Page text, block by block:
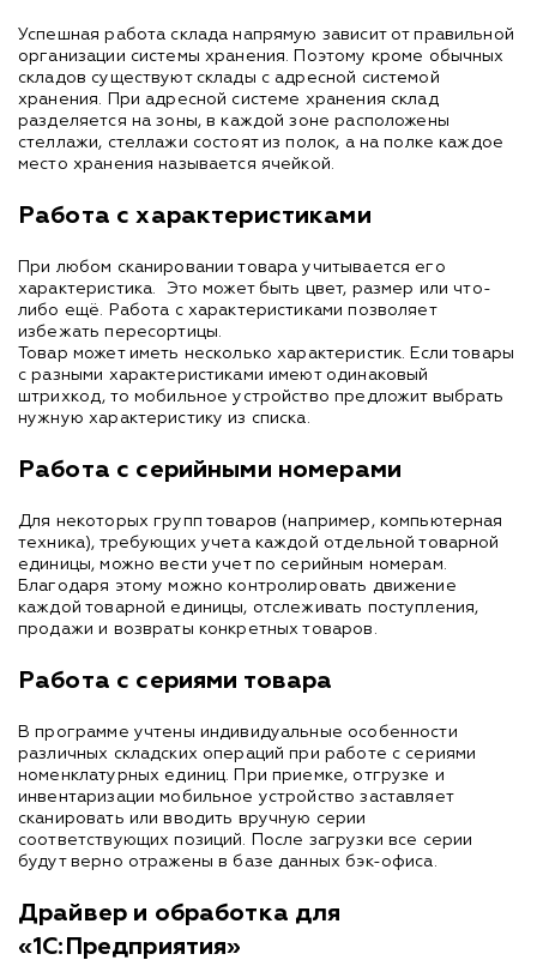
Успешная работа склада напрямую зависит от правильной
организации системы хранения. Поэтому кроме обычных
складов существуют склады с адресной системой
хранения. При адресной системе хранения склад
разделяется на зоны, в каждой зоне расположены
стеллажи, стеллажи состоят из полок, а на полке каждое
место хранения называется ячейкой.
Работа с характеристиками
При любом сканировании товара учитывается его
характеристика. Это может быть цвет, размер или что-
либо ещё. Работа с характеристиками позволяет
избежать пересортицы.
Товар может иметь несколько характеристик. Если товары
с разными характеристиками имеют одинаковый
штрихкод, то мобильное устройство предложит выбрать
нужную характеристику из списка.
Работа с серийными номерами
Для некоторых групп товаров (например, компьютерная
техника), требующих учета каждой отдельной товарной
единицы, можно вести учет по серийным номерам.
Благодаря этому можно контролировать движение
каждой товарной единицы, отслеживать поступления,
продажи и возвраты конкретных товаров.
Работа с сериями товара
В программе учтены индивидуальные особенности
различных складских операций при работе с сериями
номенклатурных единиц. При приемке, отгрузке и
инвентаризации мобильное устройство заставляет
сканировать или вводить вручную серии
соответствующих позиций. После загрузки все серии
будут верно отражены в базе данных бэк-офиса.
Драйвер и обработка для
«1С:Предприятия»